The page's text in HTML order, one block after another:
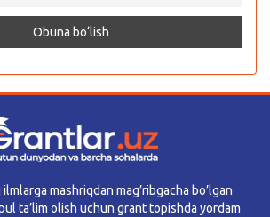
mashriqdan mag’ribgacha bo’lgan
ta’lim olish uchun grant topishda yordam